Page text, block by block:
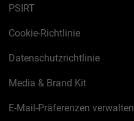
PSIRT
Cookie-Richtlinie
Datenschutzrichtlinie
Media & Brand Kit
E-Mail-Präferenzen verwalten